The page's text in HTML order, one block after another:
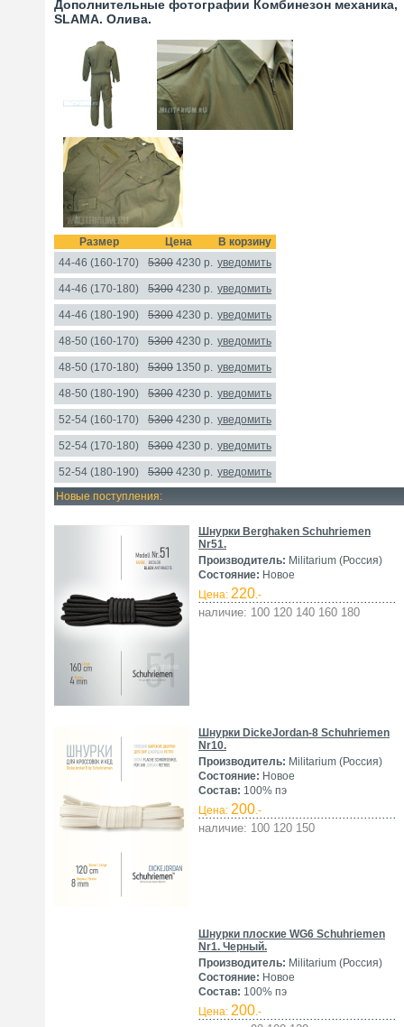
Дополнительные фотографии Комбинезон механика,
SLAMA. Олива.
Размер Цена
В корзину
44-46 (160-170)
5300 4230 р. уведомить
44-46 (170-180) 5300 4230 р. уведомить
44-46 (180-190) 5300 4230 р. уведомить
48-50 (160-170) 5300 4230 р. уведомить
48-50 (170-180) 5300 1350 р. уведомить
48-50 (180-190) 5300 4230 р. уведомить
52-54 (160-170) 5300 4230 р. уведомить
52-54 (170-180) 5300 4230 р. уведомить
52-54 (180-190) 5300 4230 р. уведомить
Новые поступления:
Шнурки Berghaken Schuhriemen
Nr51.
Производитель: Militarium (Россия)
Состояние: Новое
Цена: 220.-
наличие: 100 120 140 160 180
Шнурки DickeJordan-8 Schuhriemen
Nr10.
Производитель: Militarium (Россия)
Состояние: Новое
Состав: 100% пэ
Цена: 200.-
наличие: 100 120 150
Шнурки плоские WG6 Schuhriemen
Nr1. Черный.
Производитель: Militarium (Россия)
Состояние: Новое
Состав: 100% пэ
Цена: 200.-